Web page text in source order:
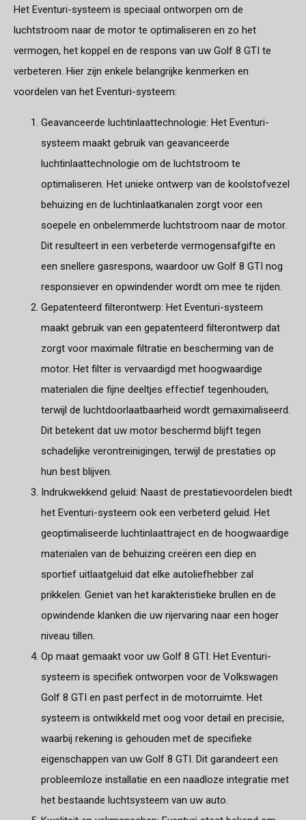
Het Eventuri-systeem is speciaal ontworpen om de
luchtstroom naar de motor te optimaliseren en zo het
vermogen, het koppel en de respons van uw Golf 8 GTI te
verbeteren. Hier zijn enkele belangrijke kenmerken en
voordelen van het Eventuri-systeem:
Geavanceerde luchtinlaattechnologie: Het Eventuri-
systeem maakt gebruik van geavanceerde
luchtinlaattechnologie om de luchtstroom te
optimaliseren. Het unieke ontwerp van de koolstofvezel
behuizing en de luchtinlaatkanalen zorgt voor een
soepele en onbelemmerde luchtstroom naar de motor.
Dit resulteert in een verbeterde vermogensafgifte en
een snellere gasrespons, waardoor uw Golf 8 GTI nog
responsiever en opwindender wordt om mee te rijden.
Gepatenteerd filterontwerp: Het Eventuri-systeem
maakt gebruik van een gepatenteerd filterontwerp dat
zorgt voor maximale filtratie en bescherming van de
motor. Het filter is vervaardigd met hoogwaardige
materialen die fijne deeltjes effectief tegenhouden,
terwijl de luchtdoorlaatbaarheid wordt gemaximaliseerd.
Dit betekent dat uw motor beschermd blijft tegen
schadelijke verontreinigingen, terwijl de prestaties op
hun best blijven.
Indrukwekkend geluid: Naast de prestatievoordelen biedt
het Eventuri-systeem ook een verbeterd geluid. Het
geoptimaliseerde luchtinlaattraject en de hoogwaardige
materialen van de behuizing creëren een diep en
sportief uitlaatgeluid dat elke autoliefhebber zal
prikkelen. Geniet van het karakteristieke brullen en de
opwindende klanken die uw rijervaring naar een hoger
niveau tillen.
Op maat gemaakt voor uw Golf 8 GTI: Het Eventuri-
systeem is specifiek ontworpen voor de Volkswagen
Golf 8 GTI en past perfect in de motorruimte. Het
systeem is ontwikkeld met oog voor detail en precisie,
waarbij rekening is gehouden met de specifieke
eigenschappen van uw Golf 8 GTI. Dit garandeert een
probleemloze installatie en een naadloze integratie met
het bestaande luchtsysteem van uw auto.